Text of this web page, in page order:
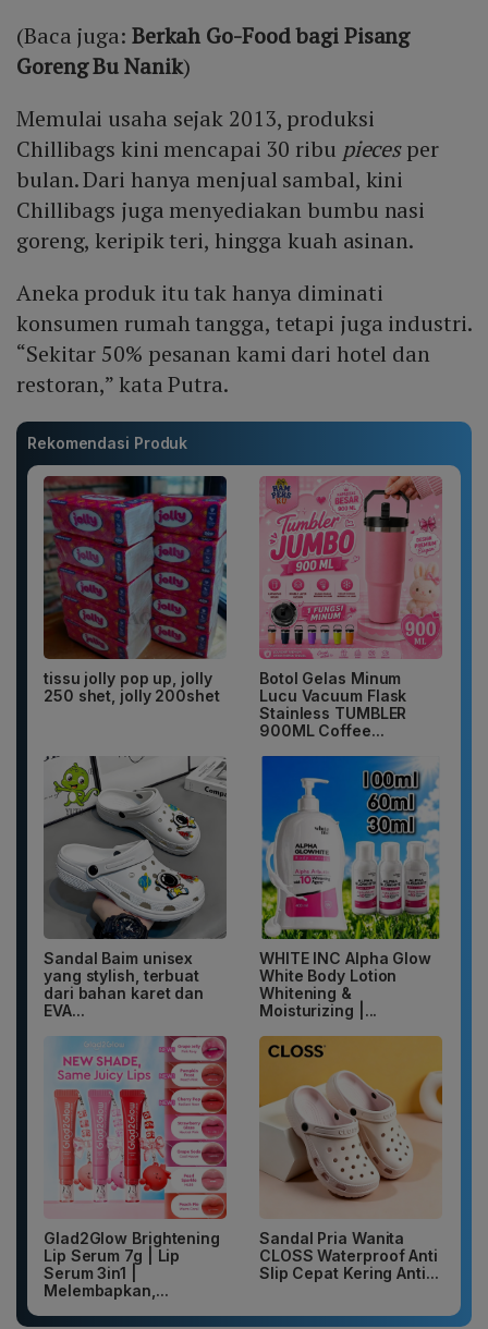
(Baca juga: Berkah Go-Food bagi Pisang
Goreng Bu Nanik)
Memulai usaha sejak 2013, produksi
Chillibags kini mencapai 30 ribu piecesper
bulan. Dari hanya menjual sambal, kini
Chillibags juga menyediakan bumbu nasi
goreng, keripik teri, hingga kuah asinan.
Aneka produk itu tak hanya diminati
konsumen rumah tangga, tetapi juga industri.
“Sekitar 50% pesanan kami dari hotel dan
restoran,” kata Putra.
Rekomendasi Produk
tissu jolly pop up, jolly
250 shet, jolly 200shet
Botol Gelas Minum
Lucu Vacuum Flask
Stainless TUMBLER
900ML Coffee...
Sandal Baim unisex
yang stylish, terbuat
dari bahan karet dan
EVA...
WHITE INC Alpha Glow
White Body Lotion
Whitening &
Moisturizing |...
Glad2Glow Brightening
Lip Serum 7g | Lip
Serum 3in1 |
Melembapkan,...
Sandal Pria Wanita
CLOSS Waterproof Anti
Slip Cepat Kering Anti...